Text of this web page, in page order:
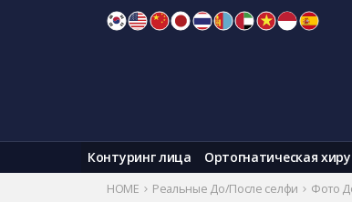
Контуринг лица Ортогнатическая
HOME Реальные До/После селфи Фото